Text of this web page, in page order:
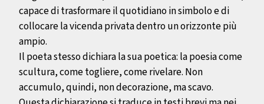
capace di trasformare ilquotidiano in simbolo e di
collocare la vicenda privata dentroun orizzonte più
ampio.
Il poeta stesso dichiara la sua poetica: la poesia come
scultura, come togliere, come rivelare. Non
accumulo, quindi, nondecorazione, ma scavo.